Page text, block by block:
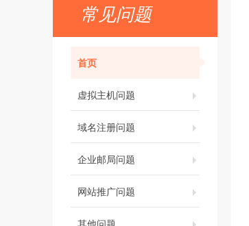
常见问题
首页
虚拟主机问题
域名注册问题
企业邮局问题
网站推广问题
其他问题